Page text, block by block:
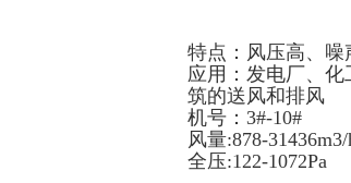
特点：风压高、
应用：发电厂、
筑的送风和排风
机号：3#-10#
风量:878-
全压:122-1072Pa